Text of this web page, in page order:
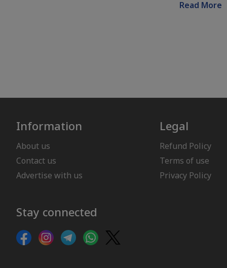
Read More
Information
About us
Contact us
Advertise with us
Legal
Refund Policy
Terms of use
Privacy Policy
Stay connected